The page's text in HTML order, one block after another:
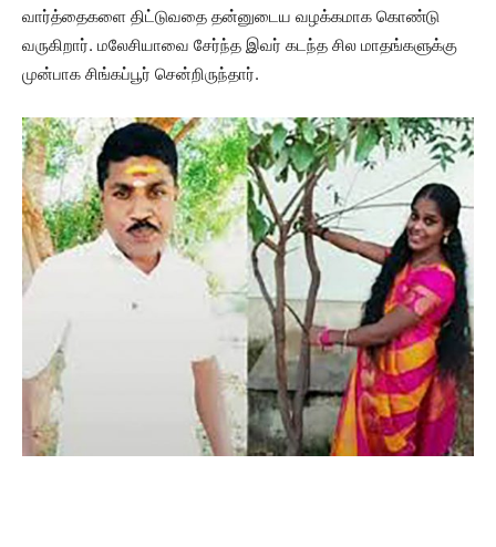
வார்த்தைகளை திட்டுவதை தன்னுடைய வழக்கமாக கொண்டு
வருகிறார். மலேசியாவை சேர்ந்த இவர் கடந்த சில மாதங்களுக்கு
முன்பாக சிங்கப்பூர் சென்றிருந்தார்.